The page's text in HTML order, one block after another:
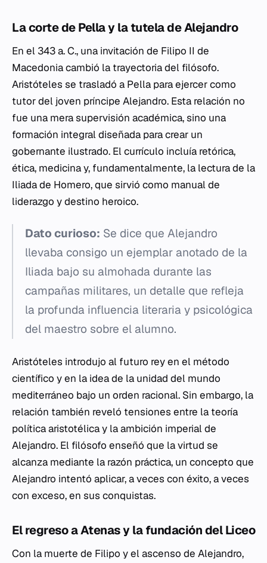
La corte de Pella y la tutela de Alejandro
En el 343 a. C., una invitación de Filipo II de
Macedonia cambió la trayectoria del filósofo.
Aristóteles se trasladó a Pella para ejercer como
tutor del joven príncipe Alejandro. Esta relación no
fue una mera supervisión académica, sino una
formación integral diseñada para crear un
gobernante ilustrado. El currículo incluía retórica,
ética, medicina y, fundamentalmente, la lectura de la
Iliadade Homero, que sirvió como manual de
liderazgo y destino heroico.
Dato curioso: Se dice que Alejandro
llevaba consigo un ejemplar anotado de la
Iliada bajo su almohada durante las
campañas militares, un detalle que refleja
la profunda influencia literaria y psicológica
del maestro sobre el alumno.
Aristóteles introdujo al futuro rey en el método
científico y en la idea de la unidad del mundo
mediterráneo bajo un orden racional. Sin embargo, la
relación también reveló tensiones entre la teoría
política aristotélica y la ambición imperial de
Alejandro. El filósofo enseñó que la virtud se
alcanza mediante la razón práctica, un concepto que
Alejandro intentó aplicar, a veces con éxito, a veces
con exceso, en sus conquistas.
El regreso a Atenas y la fundación del Liceo
Con la muerte de Filipo y el ascenso de Alejandro,